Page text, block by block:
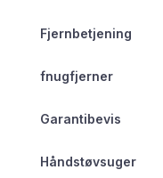
Fjernbetjening
fnugfjerner
Garantibevis
Håndstøvsuger